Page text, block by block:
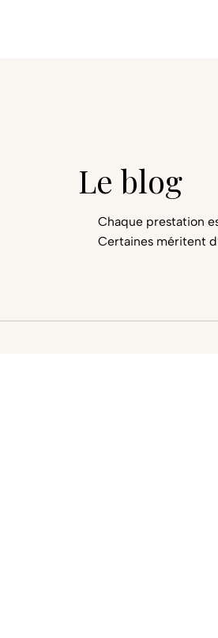
Le blog
Chaque prestation
Certaines méritent